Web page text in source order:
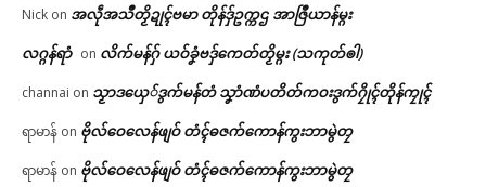
Nick on အလဵုအသဳတၟိဍုၚ်ဗမာ တိုန်ဒှ်ဥက္ကဌ အာဇြဳယာန်မ္ဂး
လဂ္ဂန်ရာံ on လိက်မန်ဂှ် ယဝ်ခၞံဗဒှ်ကေတ်တၟိမ္ဂး (သကုတ်ၜါ)
channai on သၟာဒယှေ်ဒွက်မန်တံ သၞာံဏံပတိတ်ကဝးဒွက်ဂၠိုၚ်တိုန်ကၠုၚ်
ရာမာန် on ဗိုလ်ဝေလေန်ဖျဝ် တံၚ်ဓဇက်ကောန်ကွးဘာမွဲတၠ
ရာမာန် on ဗိုလ်ဝေလေန်ဖျဝ် တံၚ်ဓဇက်ကောန်ကွးဘာမွဲတၠ